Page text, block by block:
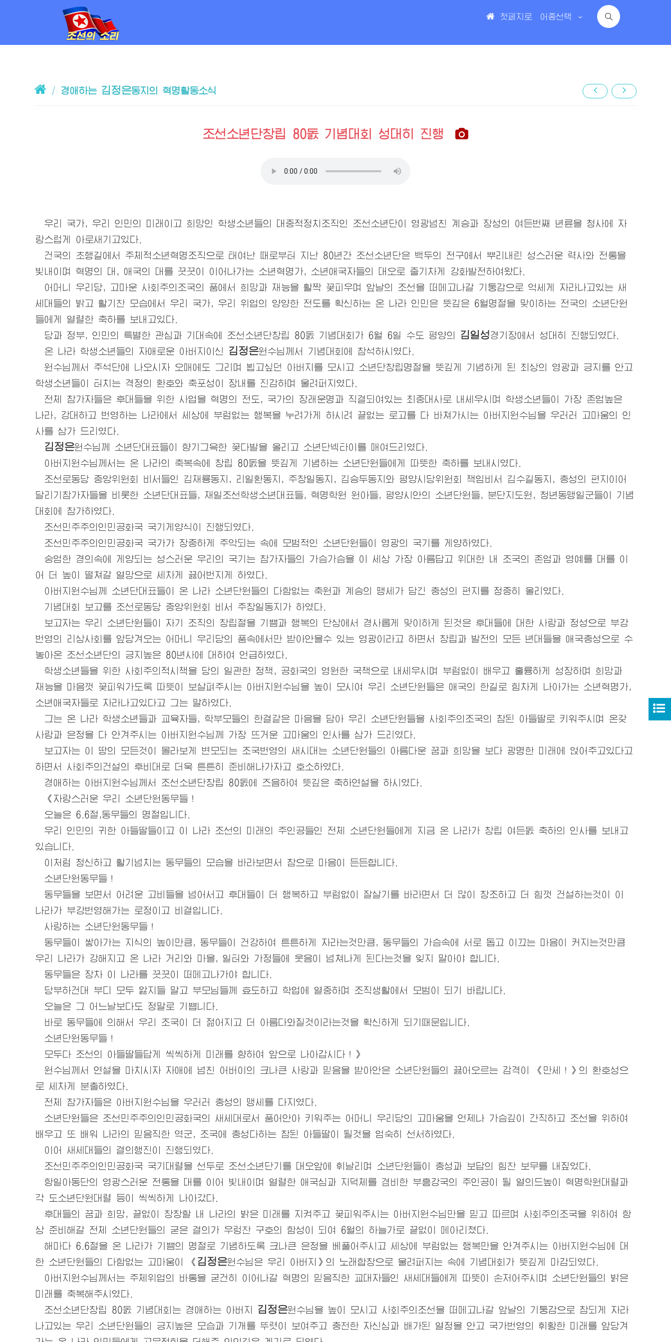
첫페지로 어종선택
/ 경애하는 김정은동지의 혁명활동소식
조선소년단창립 80돐 기념대회 성대히 진행
우리 국가, 우리
인민의 미래이고 희망인 학생소년들의 대중적정치조직인 조선소년단이 영광넘친 계승과 장성의 여든번째 년륜을 청사에 자
랑스럽게 아로새기고있다.
건국의 초행길에서 주체적소년혁명조직으로 태여난 때로부터 지난 80년간 조선소년단은 백두의 전구에서 뿌리내린 성스러운 력사와 전통을
빛내이며 혁명의 대, 애국의 대를 꿋꿋이 이어나가는 소년혁명가, 소년애국자들의 대오로 줄기차게 강화발전하여왔다.
어머니 우리 당, 고마운 사회주의조국의 품에서 희망과 재능을 활짝 꽃피우며 앞날의 조선을 떠메고나갈 기둥감으로 억세게 자라나고있는 새
세대들의 밝고 활기찬 모습에서 우리 국가, 우리
위업의 양양한 전도를 확신하는 온 나라 인민은 뜻깊은 6월명절을 맞이하는 전국의 소년단원
들에게 열렬한 축하를 보내고있다.
당과 정부, 인민의 특별한 관심과 기대속에 조선소년단창립 80돐 기념대회가 6월 6일 수도 평양의 김일성경기장에서 성대히 진행되였다.
온 나라 학생소년들의 자애로운 아버지 이신 김정은원수님 께서 기념대회에 참석하시였다.
원수님 께서 주석단에 나오시자 오매에도 그리며 뵙고싶던 아버지 를 모시고 소년단창립명절을 뜻깊게 기념하게 된 최상의 영광과 긍지를 안고
학생소년들이 터치는 격정의 환호와 축포성이 장내를 진감하며 울려퍼지였다.
전체 참가자들은 후대들을 위한 사업을 혁명의 전도, 국가의 장래운명과 직결되여있는 최중대사로 내세우시며 학생소년들이 가장 존엄높은
나라, 강대하고 번영하는 나라에서 세상에 부럼없는 행복을 누려가게 하시려 끝없는 로고를 다 바쳐가시는 아버지원수님 을 우러러 고마움의 인
사를 삼가 드리였다.
김정은원수님 께 소년단대표들이 향기그윽한 꽃다발을 올리고 소년단넥타이를 매여드리였다.
아버지원수님 께서는 온 나라의 축복속에 창립 80돐을 뜻깊게 기념하는 소년단원들에게 따뜻한 축하를 보내시였다.
조선로동당중앙위원회 비서들인 김재룡동지, 리일환동지, 주창일동지, 김승두동지와 평양시당위원회 책임비서 김수길동지, 충성의 편지이어
달리기참가자들을 비롯한 소년단대표들, 재일조선학생소년대표들, 혁명학원 원아들, 평양시안의 소년단원들, 분단지도원, 청년동맹일군들이 기념
대회에 참가하였다.
조선민주주의인민공화국 국기게양식이 진행되였다.
조선민주주의인민공화국 국가가 장중하게 주악되는 속에 모범적인 소년단원들이 영광의 국기를 게양하였다.
숭엄한 경의속에 게양되는 성스러운 우리 의 국기는 참가자들의 가슴가슴을 이 세상 가장 아름답고 위대한 내 조국의 존엄과 영예를 대를 이
어 더 높이 떨쳐갈 열망으로 세차게 끓어번지게 하였다.
아버지원수님 께 소년단대표들이 온 나라 소년단원들의 다함없는 축원과 계승의 맹세가 담긴 충성의 편지를 정중히 올리였다.
기념대회 보고를 조선로동당중앙위원회 비서 주창일동지가 하였다.
보고자는 우리
소년단원들이 자기 조직의 창립절을 기쁨과 행복의 단상에서 경사롭게 맞이하게 된것은 후대들에 대한 사랑과 정성으로 부강
번영의 리상사회를 앞당겨오는 어머니 우리 당의 품속에서만 받아안을수 있는 영광이라고 하면서 창립과 발전의 모든 년대들을 애국충성으로 수
놓아온 조선소년단의 긍지높은 80년사에 대하여 언급하였다.
학생소년들을 위한 사회주의적시책을 당의 일관한 정책, 공화국의 영원한 국책으로 내세우시며 부럼없이 배우고 훌륭하게 성장하며 희망과
재능을 마음껏 꽃피워가도록 따뜻이 보살펴주시는 아버지원수님 을 높이 모시여 우리
소년단원들은 애국의 한길로 힘차게 나아가는 소년혁명가,
소년애국자들로 자라나고있다고 그는 말하였다.
그는 온 나라 학생소년들과 교육자들, 학부모들의 한결같은 마음을 담아 우리
소년단원들을 사회주의조국의 참된 아들딸로 키워주시며 온갖
사랑과 은정을 다 안겨주시는 아버지원수님 께 가장 뜨거운 고마움의 인사를 삼가 드리였다.
보고자는 이 땅의 모든것이 몰라보게 변모되는 조국번영의 새시대는 소년단원들의 아름다운 꿈과 희망을 보다 광명한 미래에 얹어주고있다고
하면서 사회주의건설의 후비대로 더욱 튼튼히 준비해나가자고 호소하였다.
경애하는 아버지원수님 께서 조선소년단창립 80돐에 즈음하여 뜻깊은 축하연설을 하시였다.
《자랑스러운 우리
소년단원동무들！
오늘은 6.6절,동무들의 명절입니다.
우리
인민의 귀한 아들딸들이고 이 나라 조선의 미래의 주인공들인 전체 소년단원들에게 지금 온 나라가 창립 여든돐 축하의 인사를 보내고
있습니다.
이처럼 청신하고 활기넘치는 동무들의 모습을 바라보면서 참으로 마음이 든든합니다.
소년단원동무들！
동무들을 보면서 어려운 고비들을 넘어서고 후대들이 더 행복하고 부럼없이 잘살기를 바라면서 더 많이 창조하고 더 힘껏 건설하는것이 이
나라가 부강번영해가는 로정이고 비결입니다.
사랑하는 소년단원동무들！
동무들이 쌓아가는 지식의 높이만큼, 동무들이 건강하여 튼튼하게 자라는것만큼, 동무들의 가슴속에 서로 돕고 이끄는 마음이 커지는것만큼
우리
나라가 강해지고 온 나라 거리와 마을, 일터와 가정들에 웃음이 넘쳐나게 된다는것을 잊지 말아야 합니다.
동무들은 장차 이 나라를 꿋꿋이 떠메고나가야 합니다.
당부하건대 부디 모두 앓지들 말고 부모님들께 효도하고 학업에 열중하며 조직생활에서 모범이 되기 바랍니다.
오늘은 그 어느날보다도 정말로 기쁩니다.
바로 동무들에 의해서 우리
조국이 더 젊어지고 더 아름다와질것이라는것을 확신하게 되기때문입니다.
소년단원동무들！
모두다 조선의 아들딸들답게 씩씩하게 미래를 향하여 앞으로 나아갑시다！》
원수님 께서 연설을 마치시자 자애에 넘친 어버이의 크나큰 사랑과 믿음을 받아안은 소년단원들의 끓어오르는 감격이 《만세！》의 환호성으
로 세차게 분출하였다.
전체 참가자들은 아버지원수님 을 우러러 충성의 맹세를 다지였다.
소년단원들은 조선민주주의인민공화국의 새세대로서 품어안아 키워주는 어머니 우리 당의 고마움을 언제나 가슴깊이 간직하고 조선을 위하여
배우고 또 배워 나라의 믿음직한 역군, 조국에 충성다하는 참된 아들딸이 될것을 엄숙히 선서하였다.
이어 새세대들의 결의행진이 진행되였다.
조선민주주의인민공화국 국기대렬을 선두로 조선소년단기를 대오앞에 휘날리며 소년단원들이 충성과 보답의 힘찬 보무를 내짚었다.
항일아동단의 영광스러운 전통을 대를 이어 빛내이며 열렬한 애국심과 지덕체를 겸비한 부흥강국의 주인공이 될 열의드높이 혁명학원대렬과
각 도소년단원대렬 등이 씩씩하게 나아갔다.
후대들의 꿈과 희망, 끝없이 창창할 내 나라의 밝은 미래를 지켜주고 꽃피워주시는 아버지원수님 만을 믿고 따르며 사회주의조국을 위하여 항
상 준비해갈 전체 소년단원들의 굳은 결의가 우렁찬 구호의 함성이 되여 6월의 하늘가로 끝없이 메아리쳤다.
해마다 6.6절을 온 나라가 기쁨의 명절로 기념하도록 크나큰 은정을 베풀어주시고 세상에 부럼없는 행복만을 안겨주시는 아버지원수님에 대
한 소년단원들의 다함없는 고마움이 《 김정은원수님 은 우리 아버지 》의 노래합창으로 울려퍼지는 속에 기념대회가 뜻깊게 마감되였다.
아버지원수님 께서는 주체위업의 바통을 굳건히 이어나갈 혁명의 믿음직한 교대자들인 새세대들에게 따뜻이 손저어주시며 소년단원들의 밝은
미래를 축복해주시였다.
조선소년단창립 80돐 기념대회는 경애하는 아버지 김정은원수님 을 높이 모시고 사회주의조선을 떠메고나갈 앞날의 기둥감으로 참되게 자라
나고있는 우리
소년단원들의 긍지높은 모습과 기개를 뚜렷이 보여주고 충천한 자신심과 배가된 열정을 안고 국가번영의 휘황한 미래를 앞당겨